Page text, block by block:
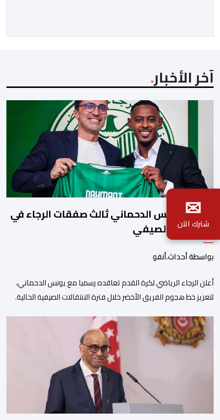
آخر الأخبار
رسميا..يونس الدحماني ثالث صفقات الرجاء في
الميركاتو الصيفي
بواسطة أحداث.أنفو
أعلن الرجاء الرياضي لكرة القدم تعاقده رسميا مع يونس الدحماني،
لتعزيز خط هجوم الفريق الأخضر خلال فترة الانتقالات الصيفية الحالية. ​
حيث يعول عليه الطاقم التقني للرجاء لتقديم الإضافة المرجوة في
المسابقات المحلية والقارية المقبلة. ​وجاء هذا التعاقد بعد أداء لافت
قدمه اللاعب برفقة اتحاد […]
✉
شترك الآن